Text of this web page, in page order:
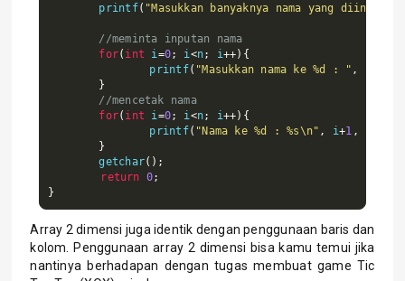
	printf
( "Masukkan banyaknya nama yang
//meminta inputan nama
for( int i =0; i <n; i++){
		printf
( "Masukkan nama ke %d : " ,
}
//mencetak nama
for( int i =0; i <n; i++){
		printf
( "Nama ke %d : %s\n" , i+1 ,
}
	getchar
();
return 0;
}
Array 2 dimensi juga identik dengan penggunaan baris dan
kolom. Penggunaan array 2 dimensi bisa kamu temui jika
nantinya berhadapan dengan tugas membuat game Tic